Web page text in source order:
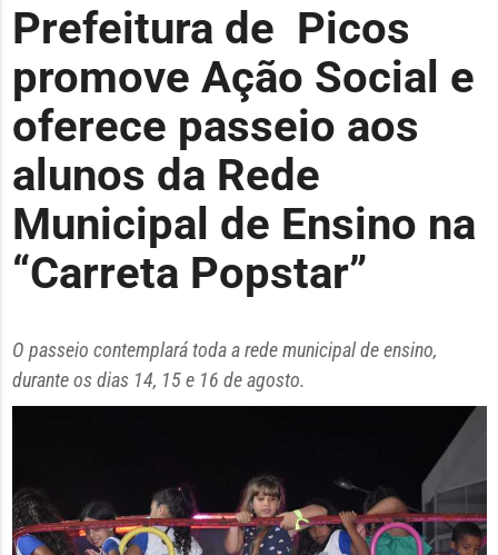
Prefeitura de Picos
promove Ação Social e
oferece passeio aos
alunos da Rede
Municipal de Ensino na
“Carreta Popstar”
O passeio contemplará toda a rede municipal de ensino,
durante os dias 14, 15 e 16 de agosto.